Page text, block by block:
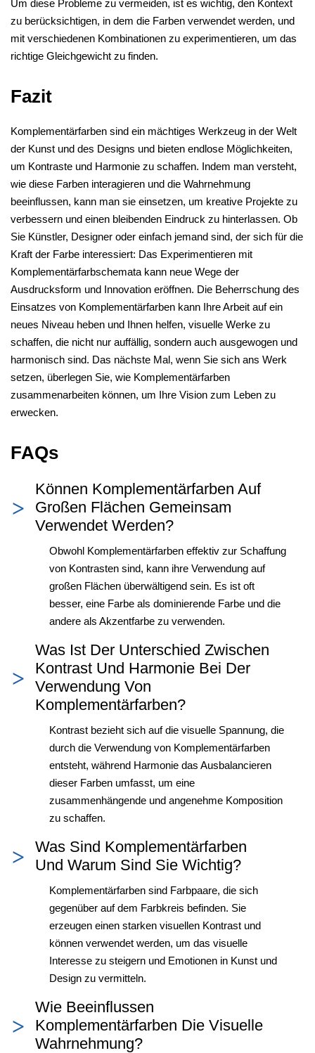
Um diese Probleme zu vermeiden, ist es wichtig, den Kontext
zu berücksichtigen, in dem die Farben verwendet werden, und
mit verschiedenen Kombinationen zu experimentieren, um das
richtige Gleichgewicht zu finden.
Fazit
Komplementärfarben sind ein mächtiges Werkzeug in der Welt
der Kunst und des Designs und bieten endlose Möglichkeiten,
um Kontraste und Harmonie zu schaffen. Indem man versteht,
wie diese Farben interagieren und die Wahrnehmung
beeinflussen, kann man sie einsetzen, um kreative Projekte zu
verbessern und einen bleibenden Eindruck zu hinterlassen. Ob
Sie Künstler, Designer oder einfach jemand sind, der sich für die
Kraft der Farbe interessiert: Das Experimentieren mit
Komplementärfarbschemata kann neue Wege der
Ausdrucksform und Innovation eröffnen. Die Beherrschung des
Einsatzes von Komplementärfarben kann Ihre Arbeit auf ein
neues Niveau heben und Ihnen helfen, visuelle Werke zu
schaffen, die nicht nur auffällig, sondern auch ausgewogen und
harmonisch sind. Das nächste Mal, wenn Sie sich ans Werk
setzen, überlegen Sie, wie Komplementärfarben
zusammenarbeiten können, um Ihre Vision zum Leben zu
erwecken.
FAQs
Können Komplementärfarben Auf
Großen Flächen Gemeinsam
Verwendet Werden?
Obwohl Komplementärfarben effektiv zur Schaffung
von Kontrasten sind, kann ihre Verwendung auf
großen Flächen überwältigend sein. Es ist oft
besser, eine Farbe als dominierende Farbe und die
andere als Akzentfarbe zu verwenden.
Was Ist Der Unterschied Zwischen
Kontrast Und Harmonie Bei Der
Verwendung Von
Komplementärfarben?
Kontrast bezieht sich auf die visuelle Spannung, die
durch die Verwendung von Komplementärfarben
entsteht, während Harmonie das Ausbalancieren
dieser Farben umfasst, um eine
zusammenhängende und angenehme Komposition
zu schaffen.
Was Sind Komplementärfarben
Und Warum Sind Sie Wichtig?
Komplementärfarben sind Farbpaare, die sich
gegenüber auf dem Farbkreis befinden. Sie
erzeugen einen starken visuellen Kontrast und
können verwendet werden, um das visuelle
Interesse zu steigern und Emotionen in Kunst und
Design zu vermitteln.
Wie Beeinflussen
Komplementärfarben Die Visuelle
Wahrnehmung?